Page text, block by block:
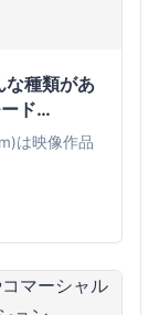
な種類があ
ド
は映像作品